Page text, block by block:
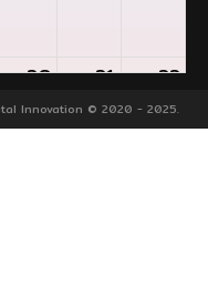
น 1/2569
20 21 22
Innovation © 2020 - 2025.